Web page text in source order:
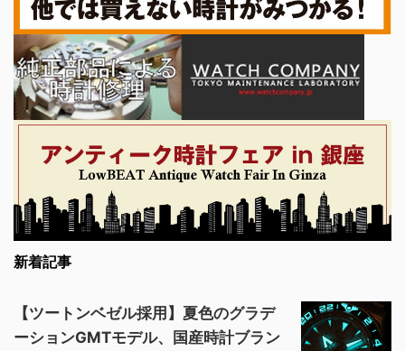
新着記事
【ツートンベゼル採用】夏色のグラデ
ーションGMTモデル、国産時計ブラン